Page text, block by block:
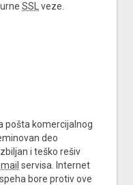
SSL veze.
pošta komercijalnog
deo
i teško rešiv
servisa. Internet
bore protiv ove